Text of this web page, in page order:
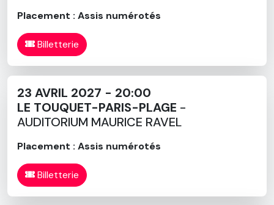
Placement : Assis numérotés
Billetterie
23 AVRIL 2027 - 20:00
LE TOUQUET-PARIS-PLAGE -
AUDITORIUM MAURICE RAVEL
Placement : Assis numérotés
Billetterie